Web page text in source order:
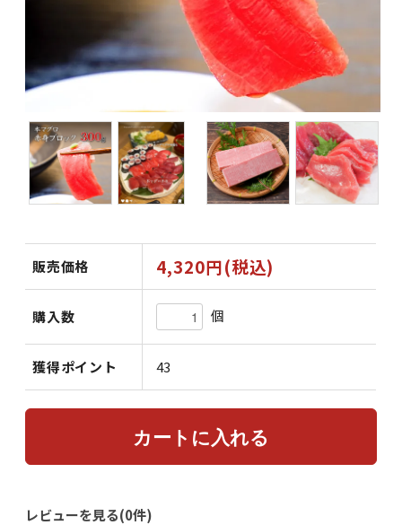
販売価格 4,320円(税込)
購入数 個
獲得ポイント 43
レビューを見る(0件)